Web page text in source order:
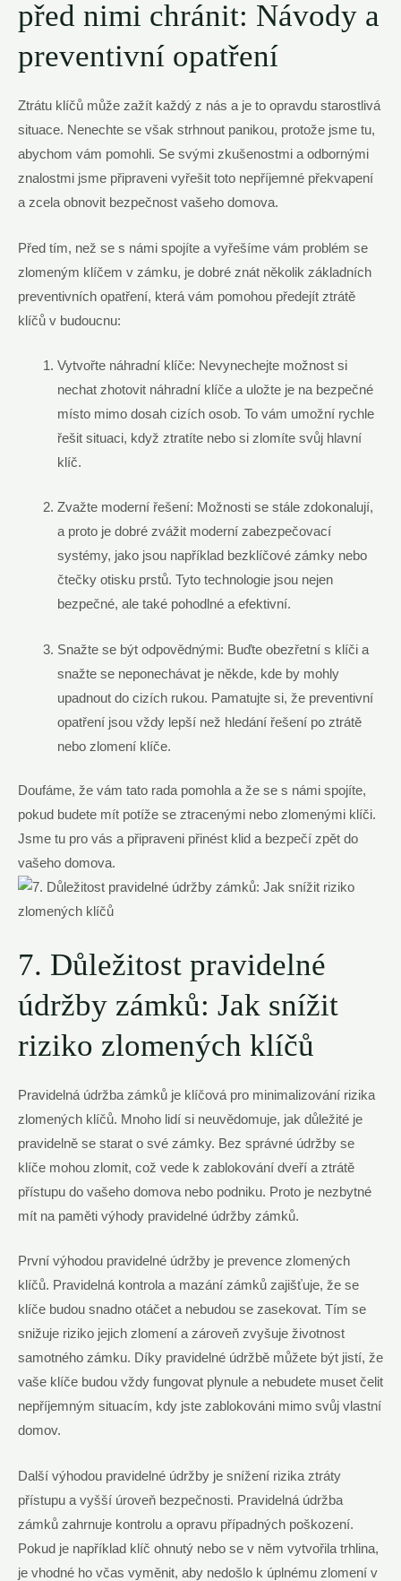
před nimi‌ chránit: Návody a
preventivní opatření
Ztrátu klíčů může zažít každý z nás a je to ⁣opravdu starostlivá
situace. Nenechte‌ se však ‌strhnout panikou, protože jsme tu,
abychom vám pomohli. Se svými zkušenostmi a odbornými
znalostmi ⁣jsme připraveni vyřešit toto nepříjemné překvapení
a zcela obnovit bezpečnost vašeho domova.
Před tím, než se s námi spojíte a vyřešíme vám problém​ se
zlomeným klíčem v zámku,⁤ je dobré znát několik základních⁣
preventivních opatření,⁢ která vám pomohou ⁤předejít ztrátě
klíčů v budoucnu:
Vytvořte náhradní klíče: Nevynechejte možnost si
nechat zhotovit náhradní klíče a⁤ uložte ⁣je na ⁤bezpečné⁤
místo mimo dosah cizích osob. ‌To vám umožní‍ rychle
řešit‍ situaci,⁢ když ztratíte nebo si⁢ zlomíte svůj hlavní
klíč.
Zvažte moderní řešení: Možnosti se stále zdokonalují,
a proto je dobré zvážit ‍moderní⁤ zabezpečovací
‌systémy, jako jsou například bezklíčové zámky nebo
čtečky otisku prstů. Tyto technologie jsou nejen⁣
bezpečné, ale také pohodlné a efektivní.
Snažte se být odpovědnými: Buďte obezřetní s klíči a
snažte se neponechávat‍ je někde, kde by mohly
upadnout do cizích rukou. Pamatujte si, že preventivní
opatření‍ jsou vždy⁣ lepší než hledání řešení po ztrátě
nebo zlomení klíče.
Doufáme, že vám tato rada pomohla a ​že se s námi spojíte,
pokud budete mít ‌potíže se ztracenými nebo zlomenými klíči.
Jsme tu pro vás a připraveni přinést klid a bezpečí zpět do
vašeho domova.
7. Důležitost pravidelné
‌údržby zámků: Jak ⁣snížit
riziko zlomených⁤ klíčů
Pravidelná údržba‌ zámků⁣ je klíčová pro minimalizování rizika⁢
zlomených klíčů. Mnoho lidí si neuvědomuje, jak důležité je
pravidelně se starat ⁢o své zámky. ⁢Bez správné​ údržby se
klíče mohou⁤ zlomit, což vede k zablokování​ dveří a ztrátě
⁤přístupu do vašeho domova nebo podniku. Proto je nezbytné
mít⁢ na paměti výhody pravidelné údržby zámků.
První výhodou pravidelné ‍údržby je prevence zlomených
klíčů. Pravidelná kontrola a mazání zámků zajišťuje, že se
klíče budou snadno‌ otáčet a nebudou se zasekovat. Tím se
snižuje riziko jejich zlomení a zároveň zvyšuje životnost
samotného zámku. Díky pravidelné údržbě můžete být jistí, že
vaše klíče⁣ budou vždy fungovat ‌plynule a nebudete muset čelit
nepříjemným situacím, ⁤kdy jste zablokováni mimo svůj vlastní
domov.
Další výhodou pravidelné údržby je⁤ snížení rizika ztráty
přístupu ​a vyšší úroveň bezpečnosti. Pravidelná⁢ údržba
zámků ‍zahrnuje kontrolu a opravu případných poškození.
Pokud je například klíč ohnutý nebo se⁤ v⁤ něm vytvořila trhlina,
je vhodné ho včas vyměnit, aby‌ nedošlo⁣ k úplnému zlomení v